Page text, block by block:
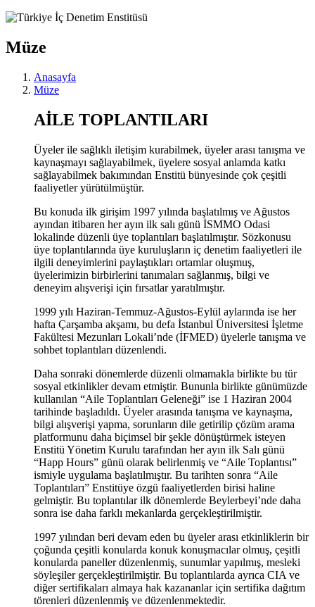
Müze
Anasayfa
Müze
AİLE TOPLANTILARI
Üyeler ile sağlıklı iletişim kurabilmek, üyeler arası tanışma ve
kaynaşmayı sağlayabilmek, üyelere sosyal anlamda katkı
sağlayabilmek bakımından Enstitü bünyesinde çok çeşitli
faaliyetler yürütülmüştür.
Bu konuda ilk girişim 1997 yılında başlatılmış ve Ağustos
ayından itibaren her ayın ilk salı günü İSMMO Odasi
lokalinde düzenli üye toplantıları başlatılmıştır. Sözkonusu
üye toplantılarında üye kuruluşların iç denetim faaliyetleri ile
ilgili deneyimlerini paylaştıkları ortamlar oluşmuş,
üyelerimizin birbirlerini tanımaları sağlanmış, bilgi ve
deneyim alışverişi için fırsatlar yaratılmıştır.
1999 yılı Haziran-Temmuz-Ağustos-Eylül aylarında ise her
hafta Çarşamba akşamı, bu defa İstanbul Üniversitesi İşletme
Fakültesi Mezunları Lokali’nde (İFMED) üyelerle tanışma ve
sohbet toplantıları düzenlendi.
Daha sonraki dönemlerde düzenli olmamakla birlikte bu tür
sosyal etkinlikler devam etmiştir. Bununla birlikte günümüzde
kullanılan “Aile Toplantıları Geleneği” ise 1 Haziran 2004
tarihinde başladıldı. Üyeler arasında tanışma ve kaynaşma,
bilgi alışverişi yapma, sorunların dile getirilip çözüm arama
platformunu daha biçimsel bir şekle dönüştürmek isteyen
Enstitü Yönetim Kurulu tarafından her ayın ilk Salı günü
“Happ Hours” günü olarak belirlenmiş ve “Aile Toplantısı”
ismiyle uygulama başlatılmıştır. Bu tarihten sonra “Aile
Toplantıları” Enstitüye özgü faaliyetlerden birisi haline
gelmiştir. Bu toplantılar ilk dönemlerde Beylerbeyi’nde daha
sonra ise daha farklı mekanlarda gerçekleştirilmiştir.
1997 yılından beri devam eden bu üyeler arası etkinliklerin bir
çoğunda çeşitli konularda konuk konuşmacılar olmuş, çeşitli
konularda paneller düzenlenmiş, sunumlar yapılmış, mesleki
söyleşiler gerçekleştirilmiştir. Bu toplantılarda ayrıca CIA ve
diğer sertifikaları almaya hak kazananlar için sertifika dağıtım
törenleri düzenlenmiş ve düzenlenmektedir.